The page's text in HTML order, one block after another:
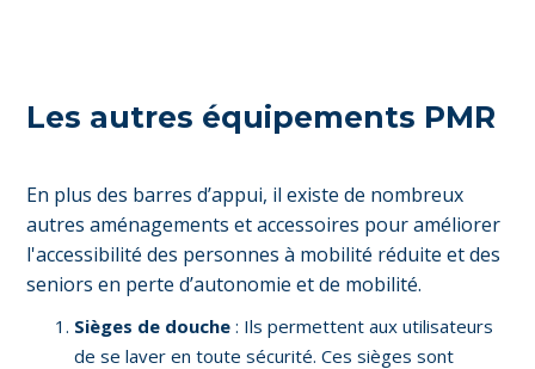
Les autres équipements PMR
En plus des barres d’appui, il existe de nombreux
autres aménagements et accessoires pour améliorer
l'accessibilité des personnes à mobilité réduite et des
seniors en perte d’autonomie et de mobilité.
Sièges de douche : Ils permettent aux utilisateurs
de se laver en toute sécurité. Ces sièges sont